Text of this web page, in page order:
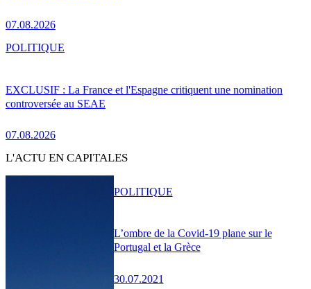
07.08.2026
EXCLUSIF : La France et l'Espagne critiquent une nomination
controversée au SEAE
07.08.2026
POLITIQUE
L'ACTU EN CAPITALES
L’ombre de la Covid-19 plane sur le
Portugal et la Grèce
30.07.2021
POLITIQUE